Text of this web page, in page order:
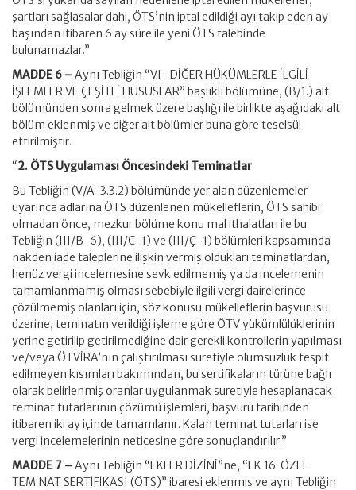
şartları sağlasalar dahi, ÖTS’nin iptal edildiği ayı takip eden ay
başından itibaren 6 ay süre ile yeni ÖTS talebinde
bulunamazlar.”
MADDE 6 –Aynı Tebliğin “VI- DİĞER HÜKÜMLERLE İLGİLİ
İŞLEMLER VE ÇEŞİTLİ HUSUSLAR” başlıklı bölümüne, (B/1.) alt
bölümünden sonra gelmek üzere başlığı ile birlikte aşağıdaki alt
bölüm eklenmiş ve diğer alt bölümler buna göre teselsül
ettirilmiştir.
“2. ÖTS Uygulaması Öncesindeki Teminatlar
Bu Tebliğin (V/A-3.3.2) bölümünde yer alan düzenlemeler
uyarınca adlarına ÖTS düzenlenen mükelleflerin, ÖTS sahibi
olmadan önce, mezkur bölüme konu mal ithalatları ile bu
Tebliğin (III/B-6), (III/C-1) ve (III/Ç-1) bölümleri kapsamında
nakden iade taleplerine ilişkin vermiş oldukları teminatlardan,
henüz vergi incelemesine sevk edilmemiş ya da incelemenin
tamamlanmamış olması sebebiyle ilgili vergi dairelerince
çözülmemiş olanları için, söz konusu mükelleflerin başvurusu
üzerine, teminatın verildiği işleme göre ÖTV yükümlülüklerinin
yerine getirilip getirilmediğine dair gerekli kontrollerin yapılması
ve/veya ÖTVİRA’nın çalıştırılması suretiyle olumsuzluk tespit
edilmeyen kısımları bakımından, bu sertifikaların türüne bağlı
olarak belirlenmiş oranlar uygulanmak suretiyle hesaplanacak
teminat tutarlarının çözümü işlemleri, başvuru tarihinden
itibaren iki ay içinde tamamlanır. Kalan teminat tutarları ise
vergi incelemelerinin neticesine göre sonuçlandırılır.”
MADDE 7 –Aynı Tebliğin “EKLER DİZİNİ”ne, “EK 16: ÖZEL
TEMİNAT SERTİFİKASI (ÖTS)” ibaresi eklenmiş ve aynı Tebliğin